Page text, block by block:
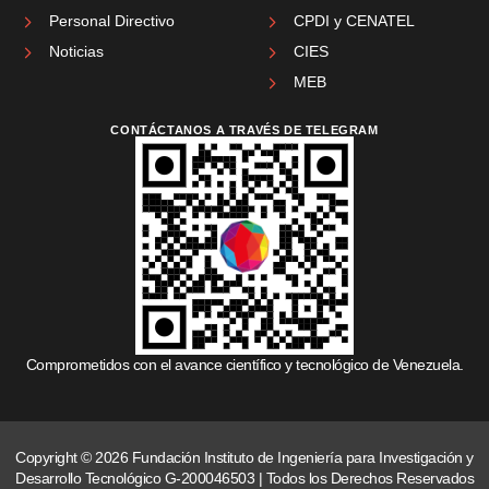
Personal Directivo
Noticias
CPDI y CENATEL
CIES
MEB
CONTÁCTANOS A TRAVÉS DE TELEGRAM
Comprometidos con el avance científico y tecnológico de Venezuela.
Copyright © 2026 Fundación Instituto de Ingeniería para Investigación y
Desarrollo Tecnológico G-200046503 | Todos los Derechos Reservados